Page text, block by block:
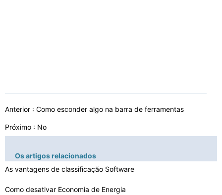
Anterior : Como esconder algo na barra de ferramentas
Próximo : No
Os artigos relacionados
As vantagens de classificação Software
Como desativar Economia de Energia